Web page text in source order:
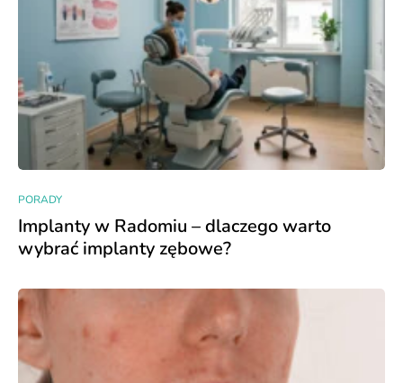
PORADY
Implanty w Radomiu – dlaczego warto
wybrać implanty zębowe?